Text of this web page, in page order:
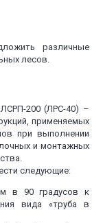
различные
лесов.
200 (ЛРС-40) –
применяемых
при выполнении
и монтажных
следующие:
в 90 градусов к
вида «труба в